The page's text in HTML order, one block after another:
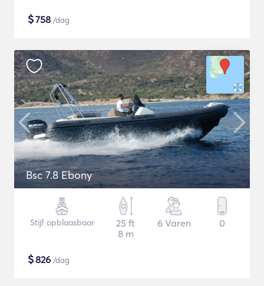
$758 /dag
Bsc 7.8 Ebony
Stijf opblaasbaar
25 ft
8 m
6 Varen 0
$826 /dag